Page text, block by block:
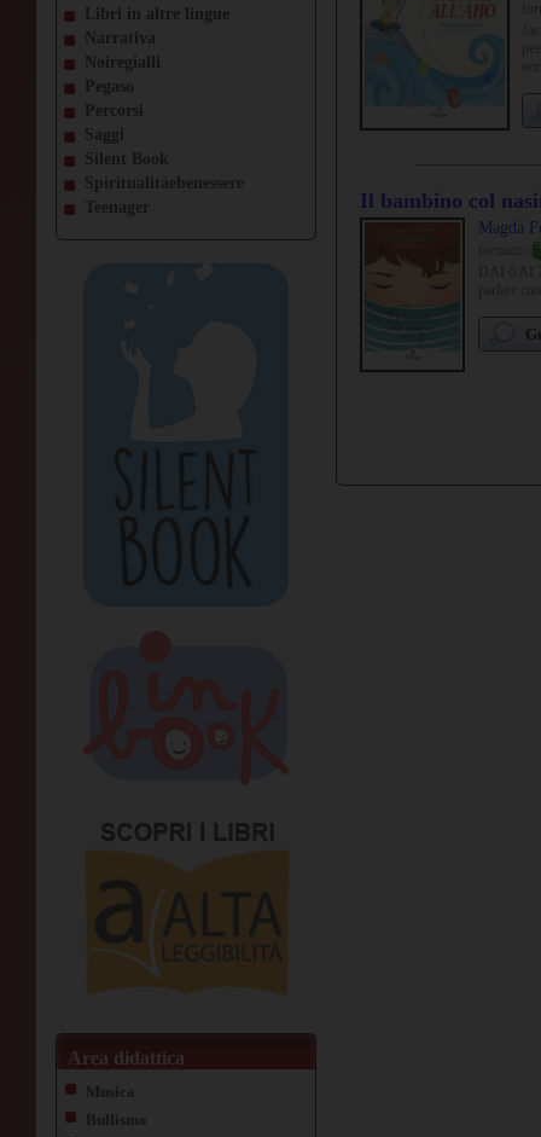
Libri in altre lingue
Narrativa
Noiregialli
Pegaso
Percorsi
Saggi
Silent Book
Spiritualitàebenessere
Teenager
Area didattica
Musica
Bullismo
Il bambino col
Magda